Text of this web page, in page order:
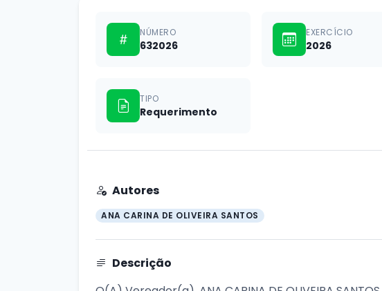
NÚMERO
632026
EXERCÍCIO
2026
TIPO
Requerimento
Autores
ANA CARINA DE OLIVEIRA SANTOS
Descrição